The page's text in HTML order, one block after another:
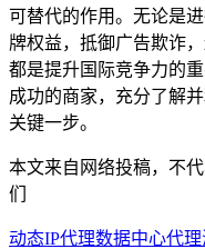
可替代的作用。无论是
牌权益，抵御广告欺诈
都是提升国际竞争力的
成功的商家，充分了解
关键一步。
本文来自网络投稿，不
们
动态IP代理数据中心代理